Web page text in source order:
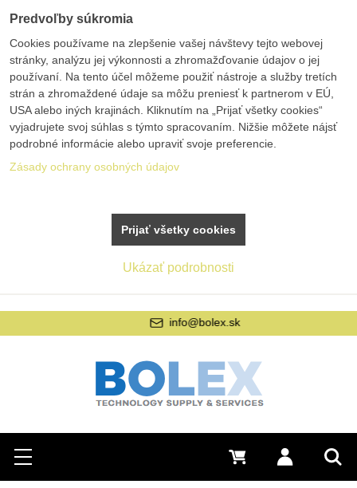
Hľadať
Menu Prihlásiť sa
0 €
info@bolex.sk
Predvoľby súkromia
Cookies používame na zlepšenie vašej návštevy tejto webovej
stránky, analýzu jej výkonnosti a zhromažďovanie údajov o jej
používaní. Na tento účel môžeme použiť nástroje a služby tretích
strán a zhromaždené údaje sa môžu preniesť k partnerom v EÚ,
USA alebo iných krajinách. Kliknutím na „Prijať všetky cookies“
vyjadrujete svoj súhlas s týmto spracovaním. Nižšie môžete nájsť
podrobné informácie alebo upraviť svoje preferencie.
Zásady ochrany osobných údajov
Ukázať podrobnosti
Prijať všetky cookies